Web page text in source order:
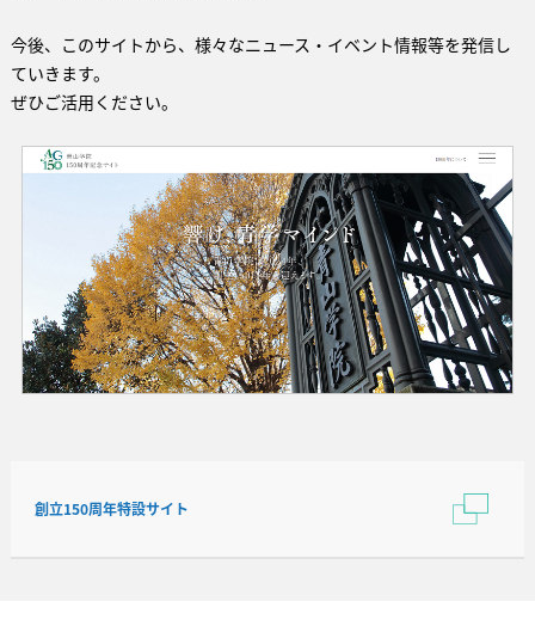
今後、このサイトから、様々なニュース・イベント情報等を発信し
ていきます。
ぜひご活用ください。
創立150周年特設サイト